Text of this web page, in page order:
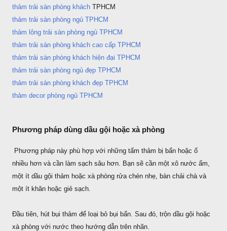
thảm trải sàn phòng khách TPHCM
thảm trải sàn phòng ngủ TPHCM
thảm lông trải sàn phòng ngủ TPHCM
thảm trải sàn phòng khách cao cấp TPHCM
thảm trải sàn phòng khách hiện đại TPHCM
thảm trải sàn phòng ngủ đẹp TPHCM
thảm trải sàn phòng khách đẹp TPHCM
thảm decor phòng ngủ TPHCM
Phương pháp dùng dầu gội hoặc xà phòng
Phương pháp này phù hợp với những tấm thảm bị bẩn hoặc ố
nhiều hơn và cần làm sạch sâu hơn. Bạn sẽ cần một xô nước ấm,
một ít dầu gội thảm hoặc xà phòng rửa chén nhẹ, bàn chải chà và
một ít khăn hoặc giẻ sạch.
Đầu tiên, hút bụi thảm để loại bỏ bụi bẩn. Sau đó, trộn dầu gội hoặc
xà phòng với nước theo hướng dẫn trên nhãn.